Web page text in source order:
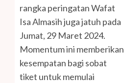
rangka peringatan Wafat
Isa Almasih juga jatuh pada
Jumat, 29 Maret 2024.
Momentum ini memberikan
kesempatan bagi sobat
tiket untuk memulai